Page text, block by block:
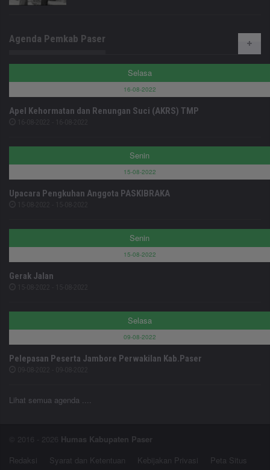
Agenda Pemkab Paser
Selasa
16-08-2022
Apel Kehormatan dan Renungan Suci (AKRS) TMP
Senin
15-08-2022
Upacara Pengkuhan Anggota PASKIBRAKA
Senin
15-08-2022
Gerak Jalan
Selasa
09-08-2022
Pelepasan Peserta Jambore Perwakilan Kab.Paser
Lihat semua agenda ....
© 2016 - 2026 Humas Kabupaten Paser
Redaksi
Syarat dan Ketentuan Kebijakan Privasi Peta Situs